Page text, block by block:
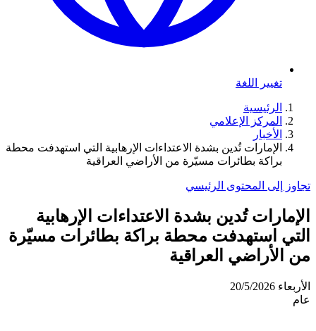
تغيير اللغة
الرئيسية
المركز الإعلامي
الأخبار
الإمارات تُدين بشدة الاعتداءات الإرهابية التي استهدفت محطة
براكة بطائرات مسيّرة من الأراضي العراقية
تجاوز إلى المحتوى الرئيسي
الإمارات تُدين بشدة الاعتداءات الإرهابية
التي استهدفت محطة براكة بطائرات مسيّرة
من الأراضي العراقية
الأربعاء 20/5/2026
عام